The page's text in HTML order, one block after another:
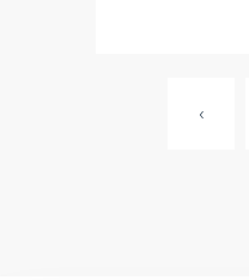
‹